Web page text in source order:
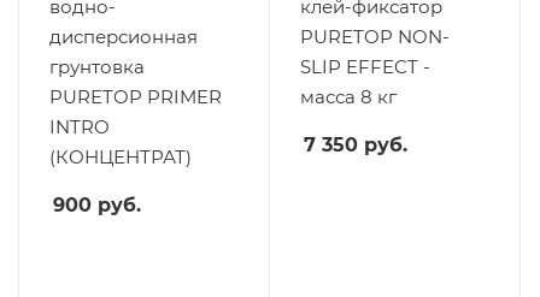
водно-
дисперсионная
грунтовка
PURETOP PRIMER
INTRO
(КОНЦЕНТРАТ)
900 руб.
клей-фиксатор
PURETOP NON-
SLIP EFFECT -
масса 8 кг
7 350 руб.